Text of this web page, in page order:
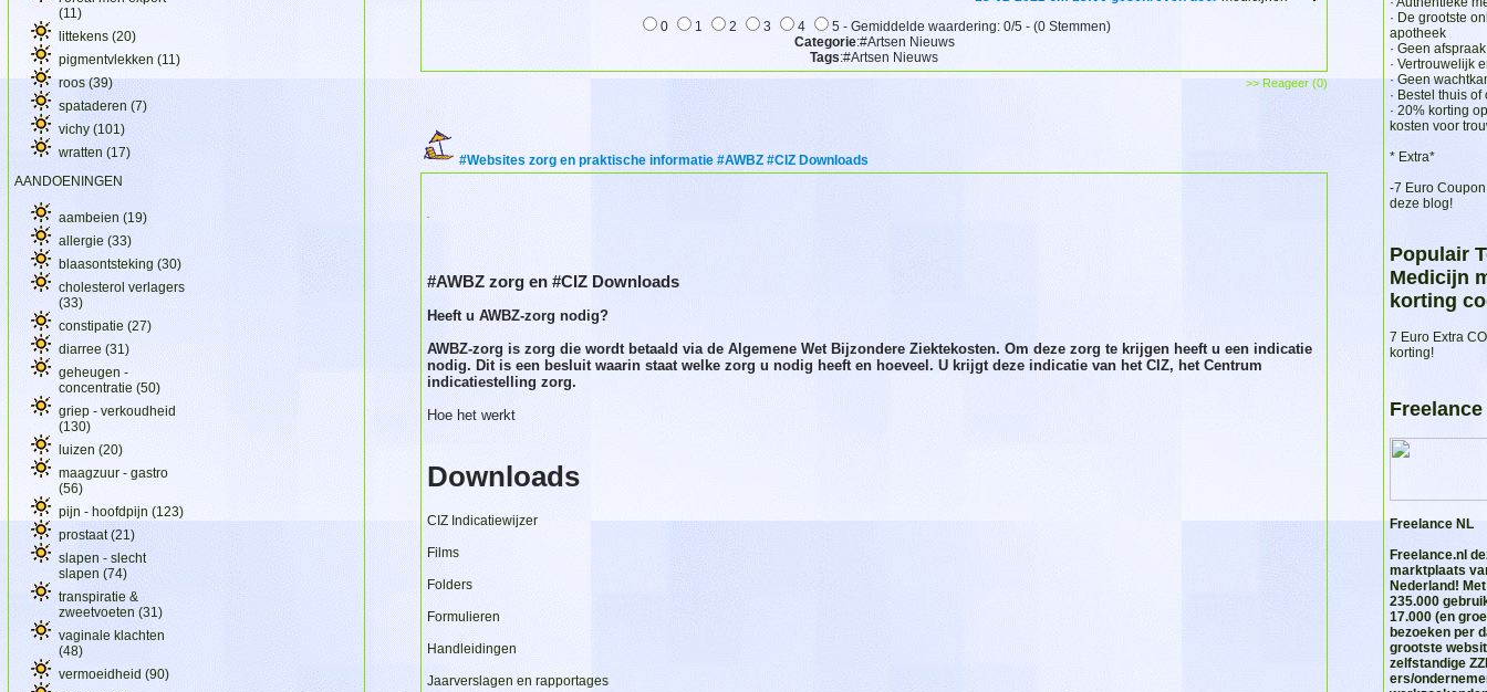
(11)
littekens (20)
pigmentvlekken (11)
roos(39)
spataderen (7)
vichy (101)
wratten (17)
AANDOENINGEN
aambeien (19)
allergie (33)
blaasontsteking (30)
cholesterol verlagers
(33)
constipatie (27)
diarree (31)
geheugen -
concentratie (50)
griep - verkoudheid
(130)
luizen (20)
maagzuur - gastro
(56)
pijn - hoofdpijn (123)
prostaat(21)
slapen - slecht
slapen (74)
transpiratie &
zweetvoeten (31)
vaginale klachten
(48)
vermoeidheid (90)
0
1 2 3 4
5 - Gemiddelde waardering: 0/5 - (0 Stemmen)
Categorie:#Artsen Nieuws
Tags:#Artsen Nieuws
>> Reageer (0)
#Websites zorg en praktische informatie #AWBZ #CIZ Downloads
#AWBZ zorg en #CIZ Downloads
Heeft u AWBZ-zorg nodig?
AWBZ-zorg is zorg die wordt betaald via de Algemene Wet Bijzondere Ziektekosten. Om deze zorg te krijgen heeft u een indicatie
nodig. Dit is een besluit waarin staat welke zorg u nodig heeft en hoeveel. U krijgt deze indicatie van het CIZ, het Centrum
indicatiestelling zorg.
Hoe het werkt
Downloads
CIZ Indicatiewijzer
Films
Folders
Formulieren
Handleidingen
Jaarverslagen en rapportages
· De grootste
apotheek
· Geen
· Vertrouwelijk
· Geen
· Bestel thuis
· 20% korting
kosten voor
* Extra*
-7 Euro
deze blog!
Populair
Medicijn
korting
7 Euro Extra
korting!
Freelance NL
Freelance.nl
marktplaats
Nederland!
235.000
17.000 (en
bezoeken per
grootste
zelfstandige
ers/